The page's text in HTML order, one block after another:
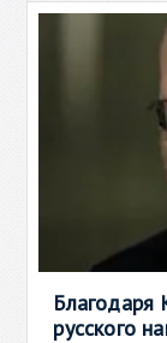
Благодаря
русского